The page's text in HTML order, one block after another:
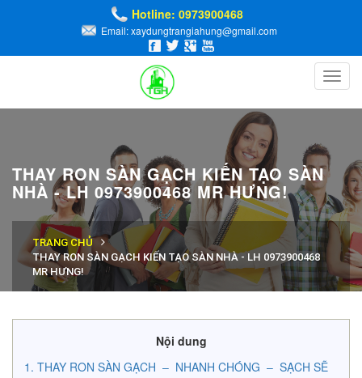
Hotline: 0973900468
Email: xaydungtrangiahung@gmail.com
THAY RON SÀN GẠCH KIẾN TẠO SÀN
NHÀ - LH 0973900468 MR HƯNG!
TRANG CHỦ
THAY RON SÀN GẠCH KIẾN TẠO SÀN NHÀ - LH 0973900468
MR HƯNG!
Nội dung
THAY RON SÀN GẠCH – NHANH CHÓNG – SẠCH SẼ